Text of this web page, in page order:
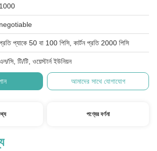
1000
negotiable
প্যাকে 50 বা 100 পিসি, কার্টন প্রতি 2000 পিসি
সি, টি/টি, ওয়েস্টার্ন ইউনিয়ন
আমাদের সাথে যোগাযোগ
পণ্যের বর্ণনা